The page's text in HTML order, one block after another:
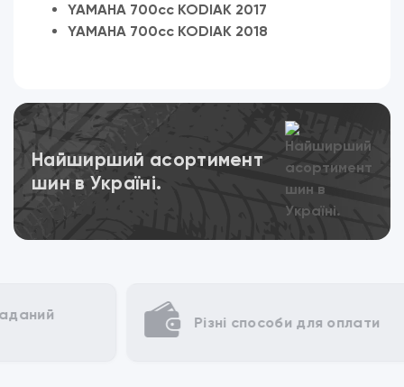
YAMAHA 700cc KODIAK 2017
YAMAHA 700cc KODIAK 2018
Найширший асортимент
шин в Україні.
Переглянути
Різні способи для оплати